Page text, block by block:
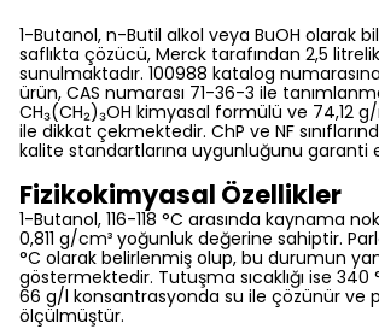
1-Butanol, n-Butil alkol veya BuOH olarak
saflıkta çözücü, Merck tarafından 2,5
sunulmaktadır. 100988 katalog
ürün, CAS numarası 71-36-3 ile
CH₃(CH₂)₃OH kimyasal formülü ve 74,12
ile dikkat çekmektedir. ChP ve NF
kalite standartlarına uygunluğunu garanti
Fizikokimyasal Özellikler
1-Butanol, 116-118 °C arasında kaynama
0,811 g/cm³ yoğunluk değerine sahiptir.
°C olarak belirlenmiş olup, bu durumun
göstermektedir. Tutuşma sıcaklığı ise 340
66 g/l konsantrasyonda su ile çözünür ve
ölçülmüştür.